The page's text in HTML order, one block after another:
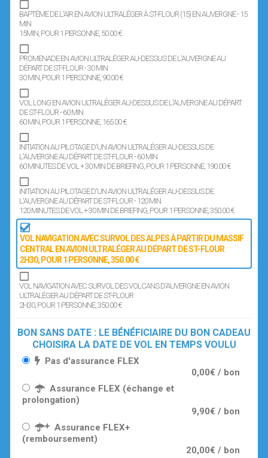
BAPTÊME DE L'AIR EN AVION ULTRALÉGER À ST-FLOUR (15) EN AUVERGNE - 15
MIN
15MIN, POUR 1 PERSONNE, 50.00 €
PROMENADE EN AVION ULTRALÉGER AU-DESSUS DE L'AUVERGNE AU
DÉPART DE ST-FLOUR - 30 MIN
30 MIN, POUR 1 PERSONNE, 90.00 €
VOL LONG EN AVION ULTRALÉGER AU-DESSUS DE L'AUVERGNE AU DÉPART
DE ST-FLOUR - 60 MIN
60 MIN, POUR 1 PERSONNE, 165.00 €
INITIATION AU PILOTAGE D'UN AVION ULTRALÉGER AU-DESSUS DE
L'AUVERGNE AU DÉPART DE ST-FLOUR - 60 MIN
60 MINUTES DE VOL + 30 MIN DE BRIEFING, POUR 1 PERSONNE, 190.00 €
INITIATION AU PILOTAGE D'UN AVION ULTRALÉGER AU-DESSUS DE
L'AUVERGNE AU DÉPART DE ST-FLOUR - 120 MIN
120 MINUTES DE VOL + 30 MIN DE BRIEFING, POUR 1 PERSONNE, 350.00 €
VOL NAVIGATION AVEC SURVOL DES ALPES À PARTIR DU MASSIF
CENTRAL EN AVION ULTRALÉGER AU DÉPART DE ST-FLOUR
2H30, POUR 1 PERSONNE, 350.00 €
VOL NAVIGATION AVEC SURVOL DES VOLCANS D'AUVERGNE EN AVION
ULTRALÉGER AU DÉPART DE ST-FLOUR
2H30, POUR 1 PERSONNE, 350.00 €
BON SANS DATE : LE BÉNÉFICIAIRE DU BON CADEAU
CHOISIRA LA DATE DE VOL EN TEMPS VOULU
Pas d'assurance FLEX
0,00€ / bon
Assurance FLEX (échange et
prolongation)
9,90€ / bon
Assurance FLEX+
(remboursement)
20,00€ / bon